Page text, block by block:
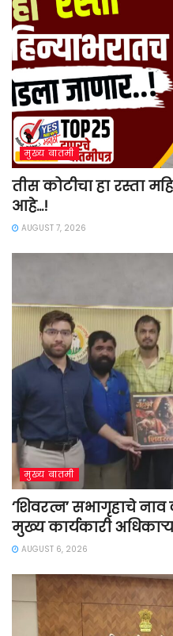
मुख्य बातमी
तीस कोटीचा हा रस्ता
आहे…!
AUGUST 7, 2026
मुख्य बातमी
‘शिवरत्न’ सभागृहाचे
मुख्य कार्यकारी
AUGUST 6, 2026